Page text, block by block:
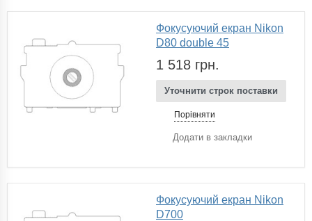
Фокусуючий екран Nikon
D80 double 45
1 518 грн.
Уточнити строк поставки
Порівняти
Додати в закладки
Фокусуючий екран Nikon
D700